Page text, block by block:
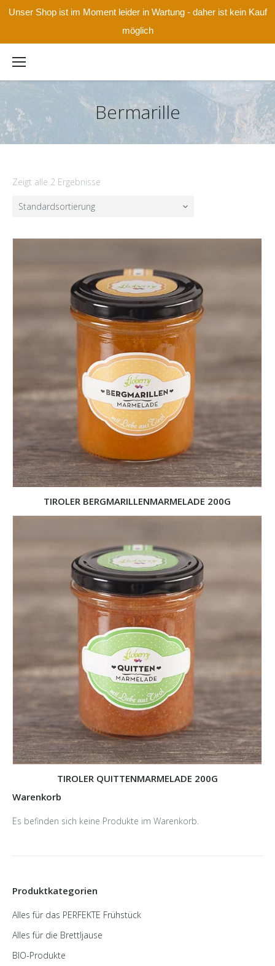
Unser Shop ist im Moment leider in Wartung - daher ist kein Kauf
möglich
Bermarille
Zeigt alle 2 Ergebnisse
Standardsortierung
TIROLER BERGMARILLENMARMELADE 200G
TIROLER QUITTENMARMELADE 200G
Warenkorb
Es befinden sich keine Produkte im Warenkorb.
Produktkategorien
Alles für das PERFEKTE Frühstück
Alles für die Brettljause
BIO-Produkte